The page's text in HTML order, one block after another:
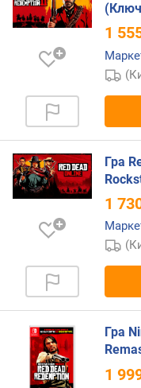
(Ключ
1
Гра
1
Гра
1